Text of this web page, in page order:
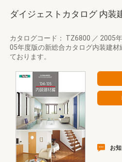
ダイジェストカタログ 内装
カタログコード： TZ6800 ／ 2005
05年度版の新総合カタログ内装建
ております。
お